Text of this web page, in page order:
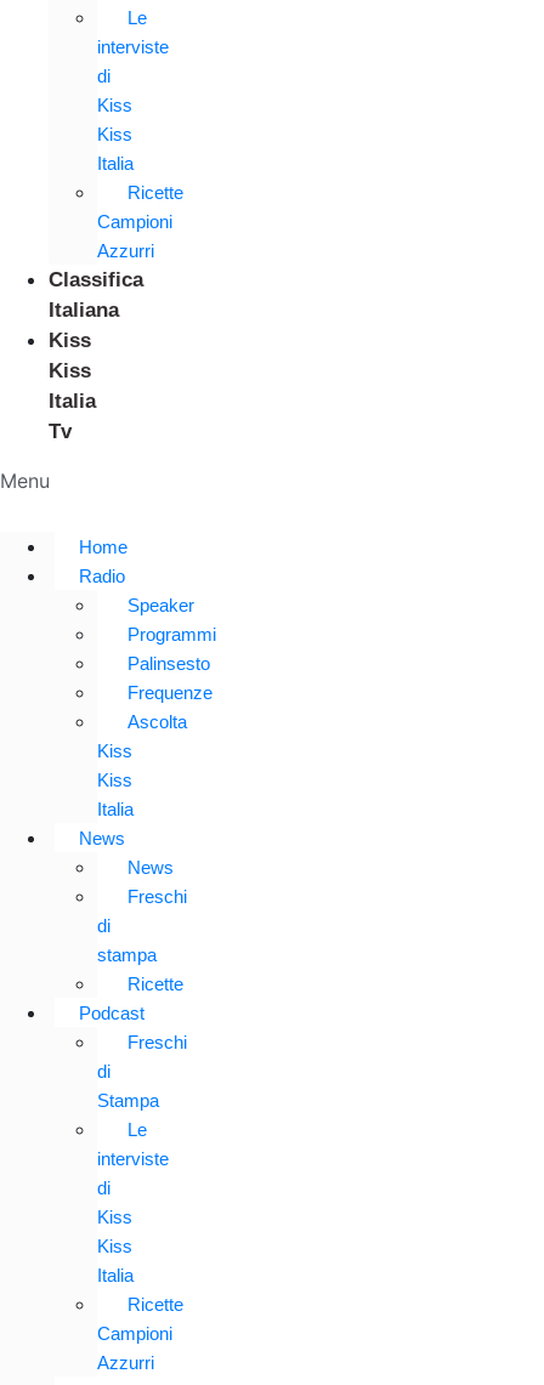
Le
interviste
di
Kiss
Kiss
Italia
Ricette
Campioni
Azzurri
Classifica
Italiana
Kiss
Kiss
Italia
Tv
Menu
Home
Radio
Speaker
Programmi
Palinsesto
Frequenze
Ascolta
Kiss
Kiss
Italia
News
News
Freschi
di
stampa
Ricette
Podcast
Freschi
di
Stampa
Le
interviste
di
Kiss
Kiss
Italia
Ricette
Campioni
Azzurri